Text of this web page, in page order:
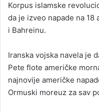
Korpus islamske
da je izveo napade na
i Bahreinu.
Iranska vojska navela je
Pete flote američke
najnovije američke
Ormuski moreuz za sav